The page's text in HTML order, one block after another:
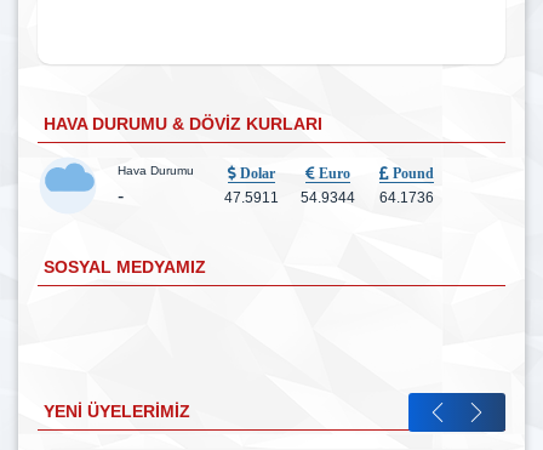
HAVA DURUMU & DÖVIZ KURLARI
Hava Durumu
-
Dolar
47.5911
Euro
54.9344
Pound
64.1736
SOSYAL MEDYAMIZ
YENI ÜYELERIMIZ